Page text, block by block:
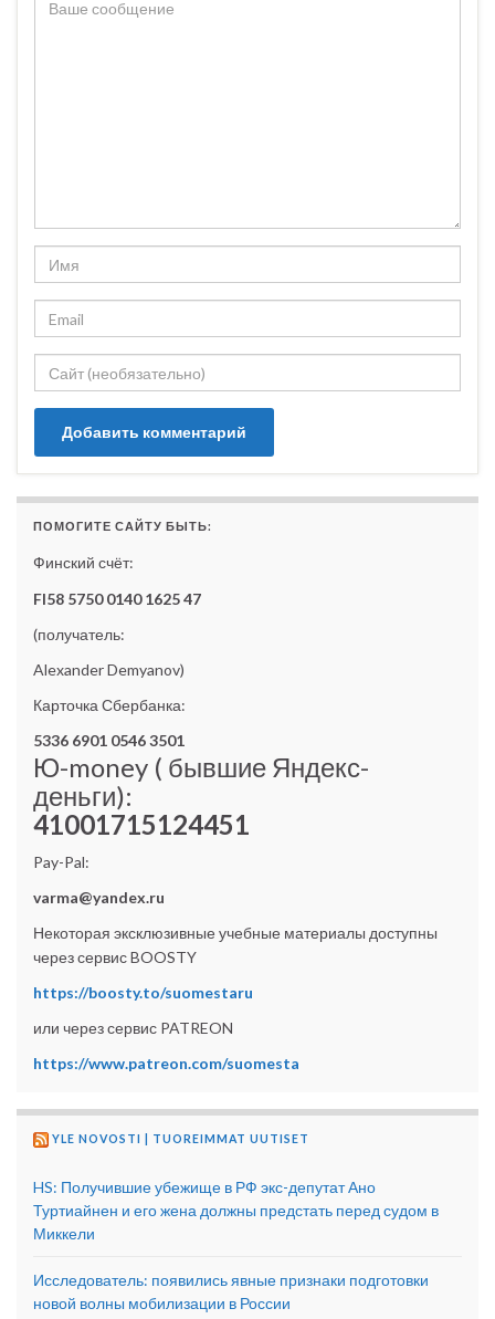
ПОМОГИТЕ САЙТУ БЫТЬ:
Финский счёт:
FI58 5750 0140 1625 47
(получатель:
Alexander Demyanov)
Карточка Сбербанка:
5336 6901 0546 3501
Ю-money ( бывшие Яндекс-
деньги):
41001715124451
Pay-Pal:
varma@yandex.ru
Некоторая эксклюзивные учебные материалы доступны
через сервис BOOSTY
https://boosty.to/suomestaru
или через сервис PATREON
https://www.patreon.com/suomesta
YLE NOVOSTI | TUOREIMMAT UUTISET
HS: Получившие убежище в РФ экс-депутат Ано
Туртиайнен и его жена должны предстать перед судом в
Миккели
Исследователь: появились явные признаки подготовки
новой волны мобилизации в России